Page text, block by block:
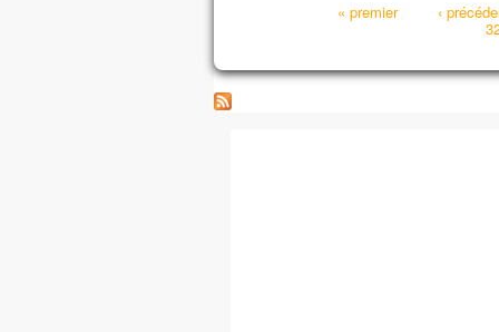
« premier ‹